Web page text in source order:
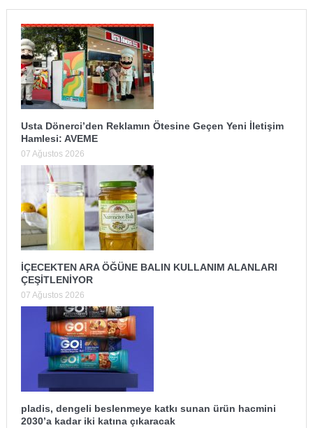
Usta Dönerci’den Reklamın Ötesine Geçen Yeni İletişim
Hamlesi: AVEME
07 Ağustos 2026
İÇECEKTEN ARA ÖĞÜNE BALIN KULLANIM ALANLARI
ÇEŞİTLENİYOR
07 Ağustos 2026
pladis, dengeli beslenmeye katkı sunan ürün hacmini
2030’a kadar iki katına çıkaracak